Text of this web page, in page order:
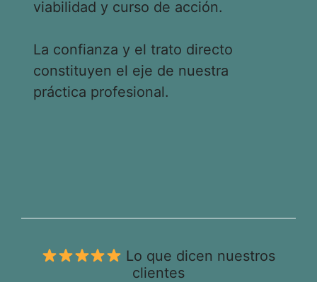
viabilidad y curso de acción.
La confianza y el trato directo
constituyen el eje de nuestra
práctica profesional.
Lo que dicen nuestros
clientes